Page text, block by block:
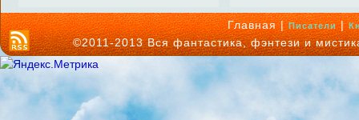
Главная |Писатели|
©2011-2013 Вся фантастика, фэнтези и